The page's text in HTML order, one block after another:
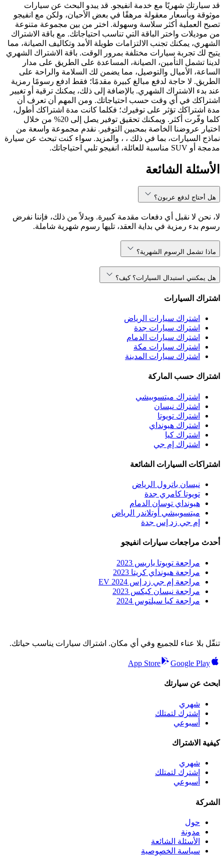
قد سيارتك شهريًا مع خدمة انفيجو. قد يبدو البحث عن سيارات
موثوقة وبأسعار معقولة مرهقًا في بعض الأحيان، ولكن مع انفيجو
تصبح العملية أكثر سلاسة وسهولة. اختر من بين مجموعة متنوعة
من موديلات واختر الباقة التي تناسب احتياجاتك. مع باقة الاشتراك
الشهري، يمكنك تجنب الالتزامات طويلة الأمد وتكاليف الصيانة، مما
يتيح لك تجربة سيارات مختلفة بمرور الوقت. باقة الاشتراك الشهري
لدينا تشمل التأمين، الصيانة، المساعدة على الطريق على مدار
الساعة، الأميال والتوصيل، مما يضمن لك السلامة والراحة على
الطريق. لا حاجة لدفع مبالغ كبيرة مقدمًا؛ فقط ادفع رسومًا رمزية
عند بدء الاشتراك الشهري. بالإضافة إلى ذلك، يمكنك ترقية أو تغيير
اشتراكك في أي وقت حسب احتياجاتك. ومن المهم أن تعرف أن
مدة اشتراكك تؤثر على توفيرك؛ فكلما كانت مدة اشتراكك أطول،
كلما وفّرت أكثر. ويمكنك تحقيق توفير يصل إلى 20% من خلال
اختيار عروضنا الخاصة بمحبين التوفير. نقدم مجموعة واسعة من
نماذج السيارات، بما في ذلك ، ، والمزيد. سواء كنت تبحث عن سيارة
مدمجة أو SUV مناسبة للعائلة، انفيجو تلبي احتياجاتك.
الأسئلة الشائعة
هل أحتاج لدفع عربون؟
لا، نحن لا نقبل أي دفعات مقدمة كبيرة. وبدلاً من ذلك، فإننا نفرض
رسوم بدء رمزية في بداية العقد، تليها رسوم شهرية شاملة.
ماذا تشمل الرسوم الشهرية؟
هل يمكنني استبدال السيارات؟ كيف؟
اشتراك السيارات
اشتراك سيارات الرياض
اشتراك سيارات جدة
اشتراك سيارات الدمام
اشتراك سيارات مكة
اشتراك سيارات المدينة
اشتراك حسب الماركة
اشتراك ميتسوبيشي
اشتراك نيسان
اشتراك تويوتا
اشتراك هيونداي
اشتراك كيا
اشتراك إم جي
اشتراكات السيارات الشائعة
نيسان باترول الرياض
تويوتا كامري جدة
هيونداي توسان الدمام
ميتسوبيشي أوتلاندر الرياض
إم جي زد إس جدة
أحدث مراجعات سيارات انفيجو
مراجعة تويوتا ياريس 2023
مراجعة هيونداي كريتا 2023
مراجعة إم جي زد إس EV 2024
مراجعة نيسان كيكس 2023
مراجعة كيا سيلتوس 2024
تنقّل بلا عناء للجميع وفي أي مكان. اشتراك سيارات يناسب حياتك.
App Store Google Play
ابحث عن سيارتك
شهري
اشترك لتمتلك
أسبوعي
كيفية الاشتراك
شهري
اشترك لتمتلك
أسبوعي
الشركة
حول
مدونة
الأسئلة الشائعة
سياسة الخصوصية